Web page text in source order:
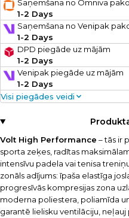
Saņemšana no Omniva
1-2 Days
Saņemšana no Venipak
1-2 Days
DPD piegāde uz mājām
1-2 Days
Venipak piegāde uz mājām
1-2 Days
Visi piegādes veidi
Volt High Performance – tās ir
sporta zeķes, radītas
intensīvu padela vai tenisa
zonāls adījums: īpaša elastīga
progresīvās kompresijas zona
moderna poliestera, poliamīda
garantē lielisku ventilāciju,